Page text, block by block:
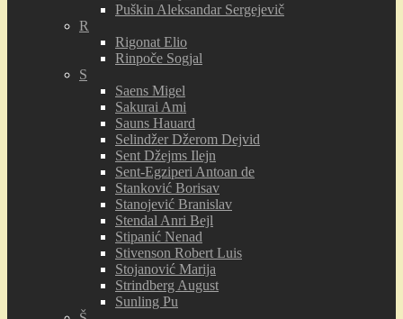
Puškin Aleksandar Sergejevič
R
Rigonat Elio
Rinpoče Sogjal
S
Saens Migel
Sakurai Ami
Sauns Hauard
Selindžer Džerom Dejvid
Sent Džejms Ilejn
Sent-Egziperi Antoan de
Stanković Borisav
Stanojević Branislav
Stendal Anri Bejl
Stipanić Nenad
Stivenson Robert Luis
Stojanović Marija
Strindberg August
Sunling Pu